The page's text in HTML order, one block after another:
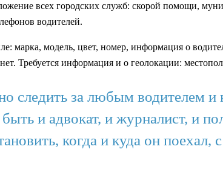
всех городских служб: скорой помощи,
водителей.
марка, модель, цвет, номер, информация о
Требуется информация и о геолокации:
следить за любым водителем
и адвокат, и журналист, и
когда и куда он